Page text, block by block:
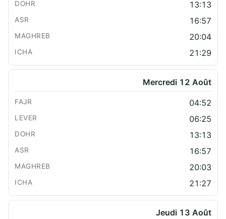
13:13
16:57
20:04
21:29
Mercredi 12 Août
04:52
06:25
13:13
16:57
20:03
21:27
Jeudi 13 Août